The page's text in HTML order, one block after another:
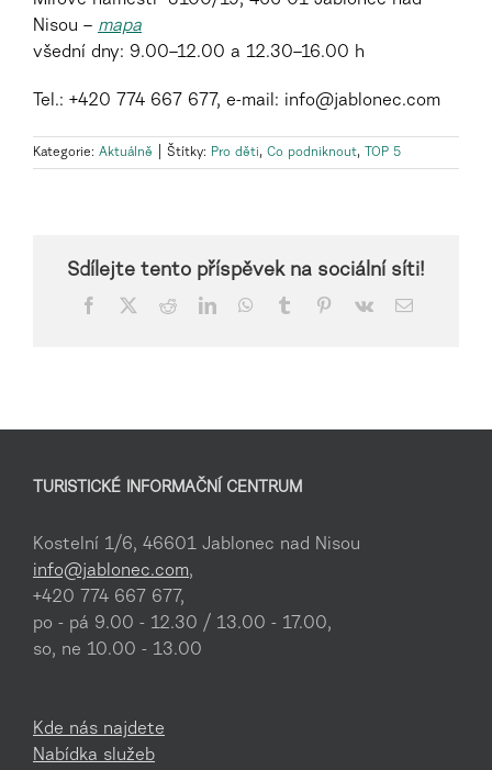
Nisou – mapa
všední dny: 9.00–12.00 a 12.30–16.00 h
Tel.: +420 774 667 677, e-mail: info@jablonec.com
Kategorie: Aktuálně Štítky: Pro děti, Co podniknout, TOP 5
Sdílejte tento příspěvek na sociální síti!
Facebook RedditLinkedInWhatsApp
Tumblr Pinterest
Vk
E-
TURISTICKÉ INFORMAČNÍ CENTRUM
Kostelní 1/6, 46601 Jablonec nad Nisou
info@jablonec.com,
+420 774 667 677,
po - pá 9.00 - 12.30 / 13.00 - 17.00,
so, ne 10.00 - 13.00
Kde nás najdete
Nabídka služeb